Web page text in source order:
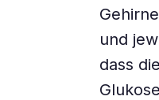
und
dass